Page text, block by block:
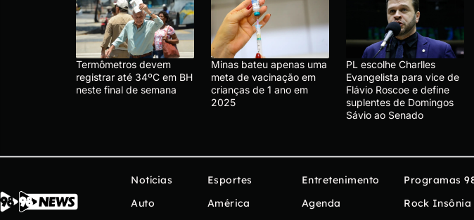
Termômetros devem
registrar até 34ºC em BH
neste final de semana
Minas bateu apenas uma
meta de vacinação em
crianças de 1 ano em
2025
PL escolhe Charlles
Evangelista para vice de
Flávio Roscoe e define
suplentes de Domingos
Sávio ao Senado
Notícias
Auto
Esportes
América
Entretenimento
Agenda
Programas
Rock Insônia